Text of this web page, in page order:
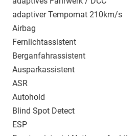
adaptiver Tempomat 210km/s
Airbag
Fernlichtassistent
Berganfahrassistent
Ausparkassistent
ASR
Autohold
Blind Spot Detect
ESP